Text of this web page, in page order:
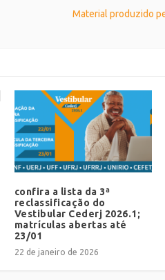
Material produzido
confira a lista da 3ª
reclassificação do
Vestibular Cederj 2026.1;
matrículas abertas até
23/01
22 de janeiro de 2026